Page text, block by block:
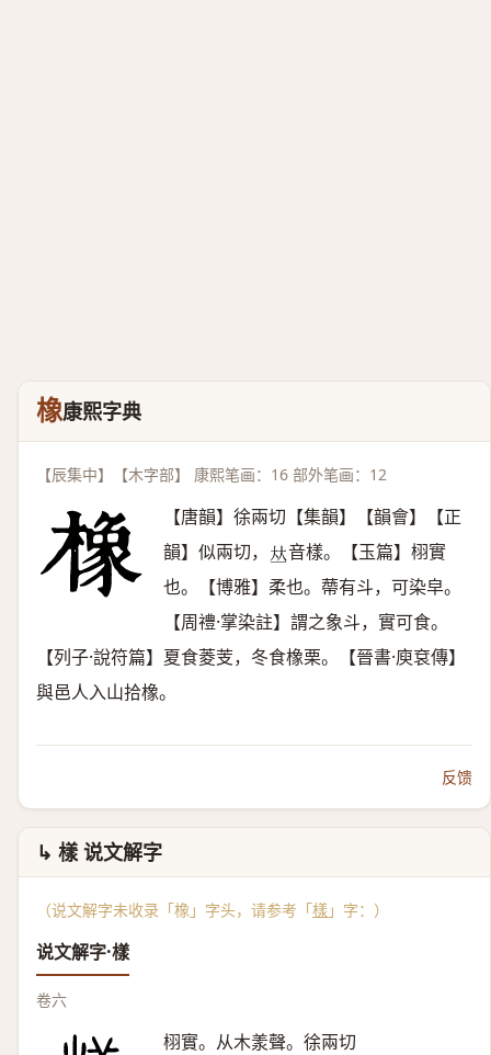
橡康熙字典
【辰集中】【木字部】 康熙笔画：16 部外笔画：12
【唐韻】徐兩切【集韻】【韻會】【正
韻】似兩切， 𠀤音樣。【玉篇】栩實
也。【博雅】柔也。蔕有斗，可染皁。
【周禮·掌染註】謂之象斗，實可食。
【列子·說符篇】夏食菱芰，冬食橡栗。【晉書·庾袞傳】
與邑人入山拾橡。
反馈
↳ 樣 说文解字
（说文解字未收录「橡」字头，请参考「樣 」字：）
说文解字·樣
卷六
栩實。从木羕聲。徐兩切